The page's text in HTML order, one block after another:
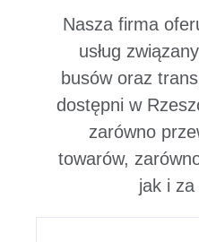
Nasza firma
usług
busów oraz
dostępni w
zarówno
towarów,
jak i za